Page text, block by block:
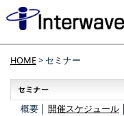
HOME> セミナー
概要 │ 開催スケジュール